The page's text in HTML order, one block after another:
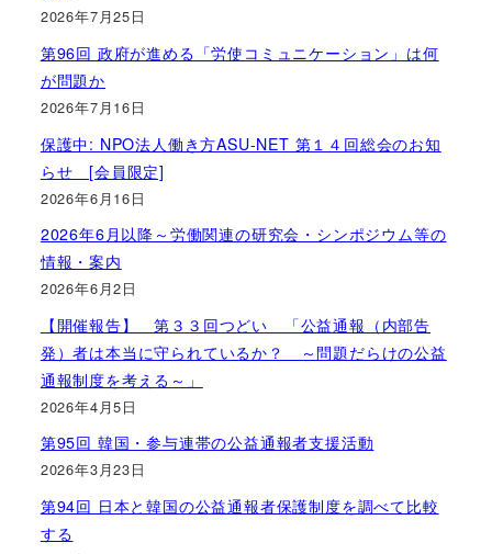
2026年7月25日
第96回 政府が進める「労使コミュニケーション」は何
が問題か
2026年7月16日
保護中: NPO法人働き方ASU-NET 第１４回総会のお知
らせ [会員限定]
2026年6月16日
2026年6月以降～労働関連の研究会・シンポジウム等の
情報・案内
2026年6月2日
【開催報告】 第３３回つどい 「公益通報（内部告
発）者は本当に守られているか？ ～問題だらけの公益
通報制度を考える～」
2026年4月5日
第95回 韓国・参与連帯の公益通報者支援活動
2026年3月23日
第94回 日本と韓国の公益通報者保護制度を調べて比較
する